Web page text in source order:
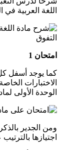
اللغة العربية في
امتحان 1
كما يوجد أسفل
الاختبارات
الوحدة الأولى
ومن الجدير
اجتيازها